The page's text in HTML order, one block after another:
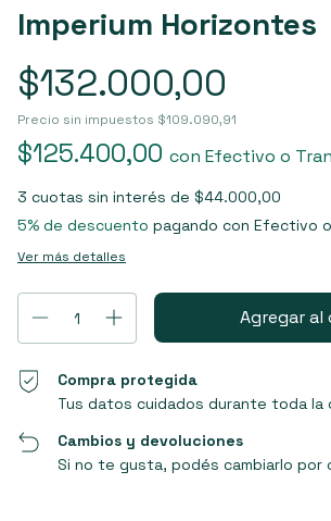
Imperium Horizontes
$132.000,00
Precio sin impuestos $109.090,91
$125.400,00 con Efectivo o
3 cuotas sin interés de $44.000,00
5% de descuento pagando con Efectivo
Ver más detalles
Compra protegida
Tus datos cuidados durante toda la
Cambios y devoluciones
Si no te gusta, podés cambiarlo por